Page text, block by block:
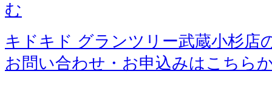
む
キドキド グランツリー武蔵小杉店
お問い合わせ・お申込みはこちら